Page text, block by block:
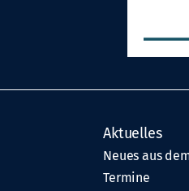
Aktuelles
Neues aus
Termine